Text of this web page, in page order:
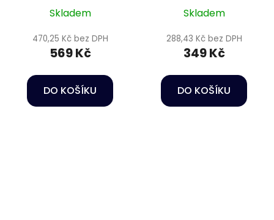
Skladem
470,25 Kč bez DPH
569 Kč
DO KOŠÍKU
Skladem
288,43 Kč bez DPH
349 Kč
DO KOŠÍKU